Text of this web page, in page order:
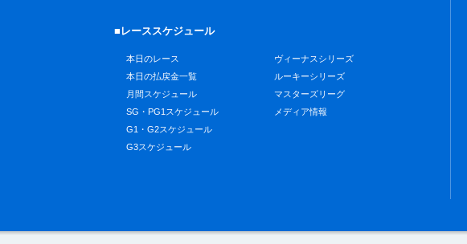
■レーススケジュール
本日のレース
本日の払戻金一覧
月間スケジュール
SG・PG1スケジュール
G1・G2スケジュール
G3スケジュール
ヴィーナスシリーズ
ルーキーシリーズ
マスターズリーグ
メディア情報